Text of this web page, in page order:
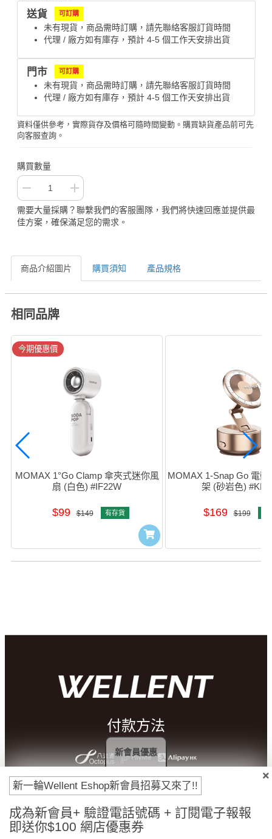
送貨 可訂購
未有現貨，商品需時訂購，請先聯絡客服訂貨時間
代理 / 廠方如有庫存，預計 4-5 個工作天安排出貨
門市 可訂購
未有現貨，商品需時訂購，請先聯絡客服訂貨時間
代理 / 廠方如有庫存，預計 4-5 個工作天安排出貨
資料僅供參考，實際貨存及價格可隨時間變動。購買缺貨產品前可先
向客服查詢。
購買數量
需要大量採購？聯繫我們的客服團隊，我們將快速回應並提供最
佳方案，確保滿足您的需求。
商品介紹圖片 購買須知 產品規格
相同品牌
今期優惠價
MOMAX 1°Go Clamp 傘夾式迷你風
扇 (白色) #IF22W
$99 $149 有存貨
MOMAX 1-Snap Go 電動
架 (砂岩色)
$169 $199
付款方法
新一輪Wellent Eshop新會員招募又來了!!
成為新會員+ 驗證電話號碼 + 訂閱電子報報
即送你$100 網店優惠券
新會員優惠